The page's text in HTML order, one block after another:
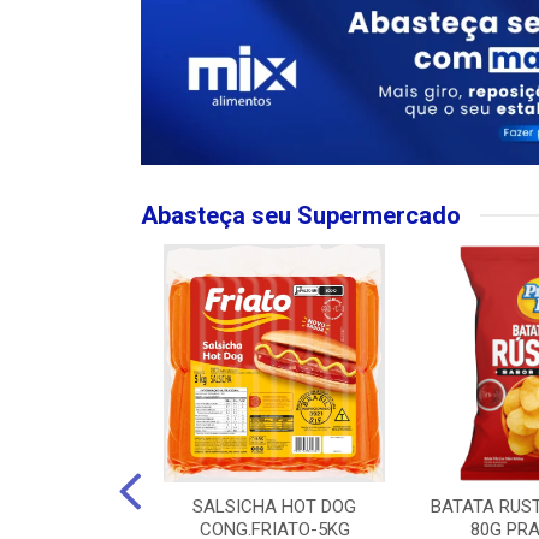
Abasteça seu Supermercado
SALSICHA HOT DOG
CONG.FRIATO-5KG
BATATA
80G